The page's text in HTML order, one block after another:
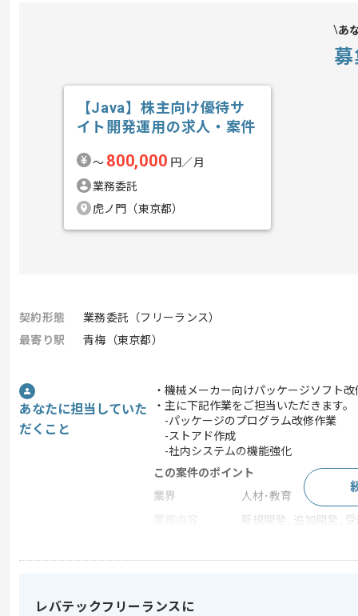
あ
【Java】株主向け優待サ
イト開発運用の求人・案件
〜 800,000 円／月
業務委託
虎ノ門（東京都）
契約形態
業務委託（フリーランス）
最寄り駅
青梅（東京都）
あなたに担当していた
だくこと
・機械メーカー向けパッケージソフト
・主に下記作業をご担当いただきます。
-パッケージのプログラム改修作業
-ストアド作成
-社内システムの機能強化
この案件のポイント
業界
人材･教育
新規開発 , 追加開発 ,
求めるスキル
レバテックフリーランスに